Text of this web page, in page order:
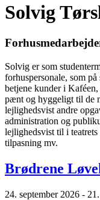
Solvig
Solvig er som
forhuspersonale, som
betjene kunder i
pænt og hyggeligt til de
lejlighedsvist andre
administration og
lejlighedsvist til i
tilpasning mv.
Brødrene
24. september 2026 -